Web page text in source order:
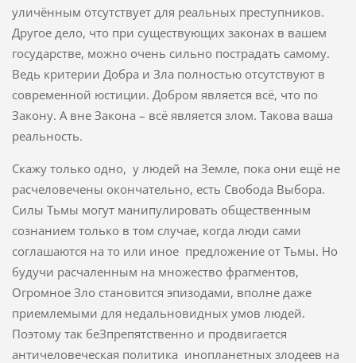
уличённым отсутствует для реальных преступников.
Другое дело, что при существующих законах в вашем
государстве, можно очень сильно пострадать самому.
Ведь критерии Добра и Зла полностью отсутствуют в
современной юстиции. Добром является всё, что по
Закону. А вне Закона – всё является злом. Такова ваша
реальность.
Скажу только одно, у людей на Земле, пока они ещё не
расчеловечены окончательно, есть Свобода Выбора.
Силы Тьмы могут манипулировать общественным
сознанием только в том случае, когда люди сами
соглашаются на то или иное предложение от Тьмы. Но
будучи расчаленным на множество фрагментов,
Огромное Зло становится эпизодами, вполне даже
приемлемыми для недальновидных умов людей.
Поэтому так беЗпрепятственно и продвигается
античеловеческая политика инопланетных злодеев на